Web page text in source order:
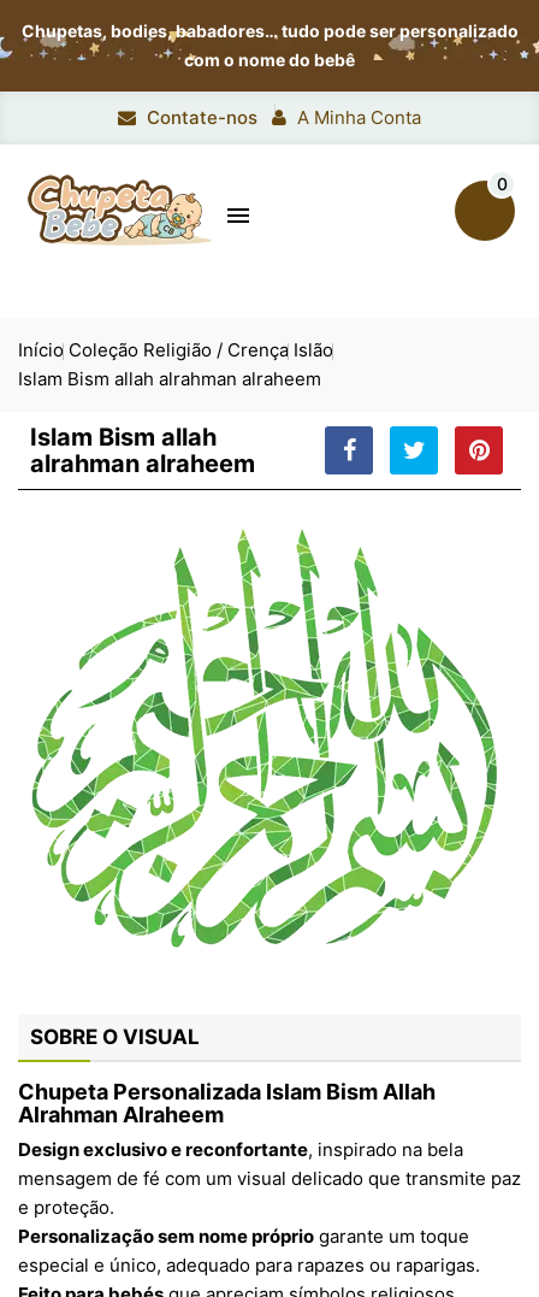
Chupetas, bodies, babadores…tudo pode ser personalizado
com o nome do bebê
Contate-nos A Minha Conta

0
Início Coleção Religião / Crença Islão
Islam Bism allah alrahman alraheem
Islam Bism allah
alrahman alraheem
SOBRE O VISUAL
Chupeta Personalizada Islam Bism Allah
Alrahman Alraheem
Design exclusivo e reconfortante, inspirado na bela
mensagem de fé com um visual delicado que transmite paz
e proteção.
Personalização sem nome próprio garante um toque
especial e único, adequado para rapazes ou raparigas.